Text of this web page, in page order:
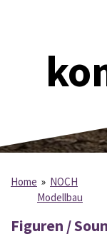
Home » NOCH
Modellbau
Figuren /